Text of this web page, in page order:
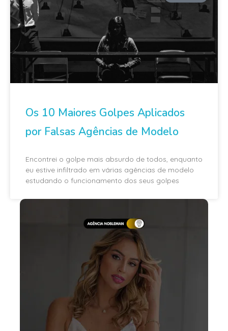
Os 10 Maiores Golpes Aplicados
por Falsas Agências de Modelo
Encontrei o golpe mais absurdo de todos, enquanto
eu estive infiltrado em várias agências de modelo
estudando o funcionamento dos seus golpes